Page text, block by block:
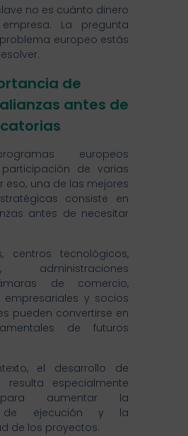
no es cuánto dinero
La pregunta
europeo estás
de
antes de
europeos
de varias
eso, una de las mejores
consiste en
antes de necesitar
centros tecnológicos,
administraciones
de comercio,
empresariales y socios
pueden convertirse en
de futuros
el desarrollo de
resulta especialmente
aumentar la
de ejecución y la
de los proyectos.